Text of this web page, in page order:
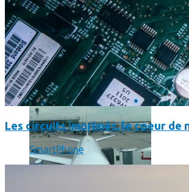
Comment réduire au maximum la
Les circuits imprimés, le coeur
SmartPhone